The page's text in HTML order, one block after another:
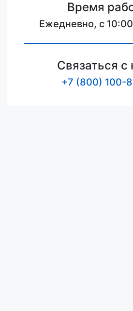
Время
Ежедневно, с
Связаться с
+7 (800) 100-